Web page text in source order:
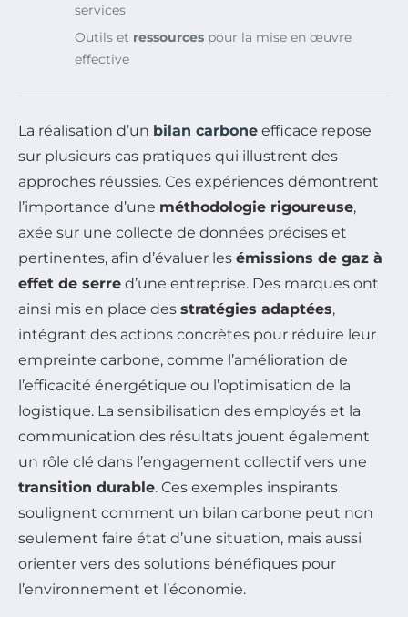
services
Outils et ressources pour la mise en œuvre
effective
La réalisation d’un bilan carbone efficace repose
sur plusieurs cas pratiques qui illustrent des
approches réussies. Ces expériences démontrent
l’importance d’une méthodologie rigoureuse,
axée sur une collecte de données précises et
pertinentes, afin d’évaluer les émissions de gaz à
effet de serre d’une entreprise. Des marques ont
ainsi mis en place des stratégies adaptées,
intégrant des actions concrètes pour réduire leur
empreinte carbone, comme l’amélioration de
l’efficacité énergétique ou l’optimisation de la
logistique. La sensibilisation des employés et la
communication des résultats jouent également
un rôle clé dans l’engagement collectif vers une
transition durable. Ces exemples inspirants
soulignent comment un bilan carbone peut non
seulement faire état d’une situation, mais aussi
orienter vers des solutions bénéfiques pour
l’environnement et l’économie.